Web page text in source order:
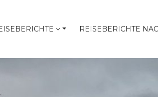
REISEBERICHTE